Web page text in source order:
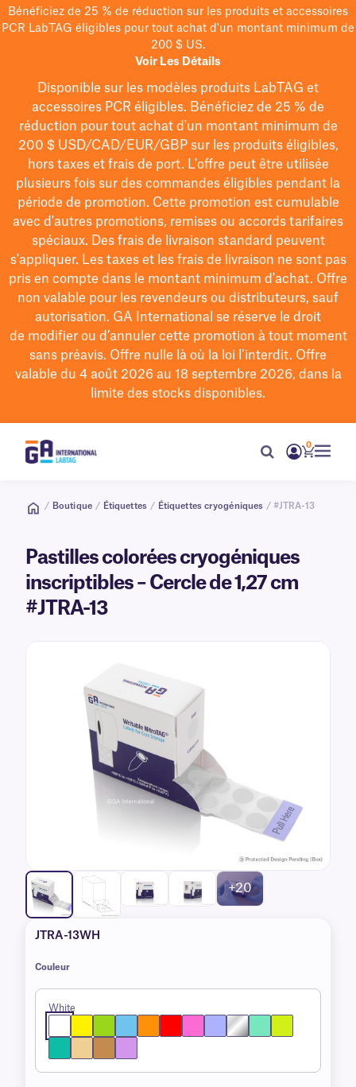
Bénéficiez de 25 % de réduction sur les produits et accessoires
PCR LabTAG éligibles pour tout achat d'un montant minimum de
200 $ US.
Voir Les Détails
Disponible sur les modèles produits LabTAG et
accessoires PCR éligibles. Bénéficiez de 25 % de
réduction pour tout achat d'un montant minimum de
200 $USD/CAD/EUR/GBPsur les produits éligibles,
hors taxes et frais de port. L'offre peut être utilisée
plusieurs fois sur des commandes éligibles pendant la
période de promotion. Cette promotion est cumulable
avec d'autres promotions, remises ou accords tarifaires
spéciaux. Des frais de livraison standard peuvent
s'appliquer. Les taxes et les frais de livraison ne sont pas
pris en compte dans le montant minimum d'achat. Offre
non valable pour les revendeurs ou distributeurs, sauf
autorisation. GA International se réserve le droit
de modifierou d’annuler cette promotion à tout moment
sans préavis. Offre nulle là où la loi l’interdit. Offre
valable du 4 août 2026 au 18 septembre 2026, dans la
limite des stocks disponibles.
0
/ Boutique / Étiquettes / Étiquettes cryogéniques / #JTRA-13
Pastilles colorées cryogéniques
inscriptibles – Cercle de 1,27 cm
#JTRA-13
+20
JTRA-13WH
Couleur
White